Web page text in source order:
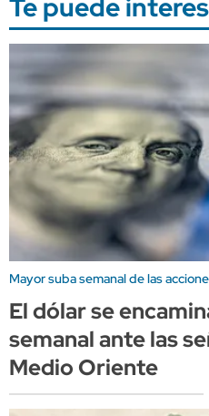
Mayor suba semanal de las
El dólar se
semanal ante las
Medio Oriente